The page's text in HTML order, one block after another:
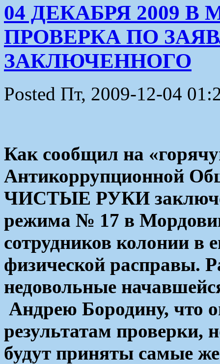
04 ДЕКАБРЯ 2009
ПРОВЕРКА ПО
ЗАКЛЮЧЕННОГО
Posted Пт, 2009-12-04
Как сообщил на
Антикоррупционной
ЧИСТЫЕ РУКИ
режима № 17 в
сотрудников колонии в
физической расправы.
недовольные
Андрею Бородину, что
результатам проверки,
будут приняты самые